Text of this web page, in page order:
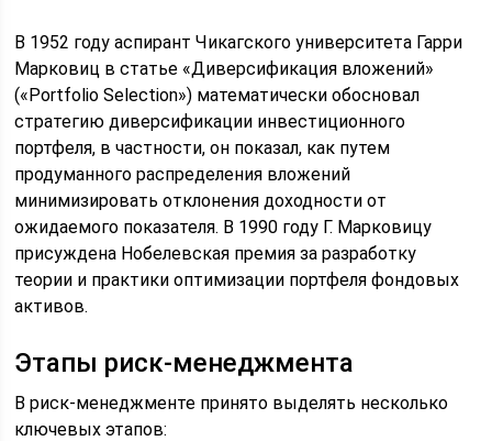
В 1952 году аспирант Чикагского университета Гарри
Марковиц в статье «Диверсификация вложений»
(«Portfolio Selection») математически обосновал
стратегию диверсификации инвестиционного
портфеля, в частности, он показал, как путем
продуманного распределения вложений
минимизировать отклонения доходности от
ожидаемого показателя. В 1990 году Г. Марковицу
присуждена Нобелевская премия за разработку
теории и практики оптимизации портфеля фондовых
активов.
Этапы риск-менеджмента
В риск-менеджменте принято выделять несколько
ключевых этапов: